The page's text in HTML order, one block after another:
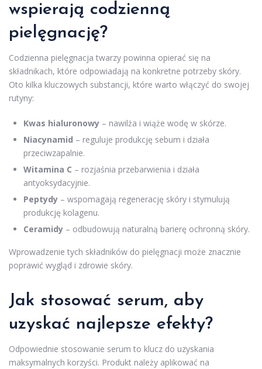
wspierają codzienną
pielęgnację?
Codzienna pielęgnacja twarzy powinna opierać się na
składnikach, które odpowiadają na konkretne potrzeby skóry.
Oto kilka kluczowych substancji, które warto włączyć do swojej
rutyny:
Kwas hialuronowy – nawilża i wiąże wodę w skórze.
Niacynamid – reguluje produkcję sebum i działa
przeciwzapalnie.
Witamina C – rozjaśnia przebarwienia i działa
antyoksydacyjnie.
Peptydy – wspomagają regenerację skóry i stymulują
produkcję kolagenu.
Ceramidy – odbudowują naturalną barierę ochronną skóry.
Wprowadzenie tych składników do pielęgnacji może znacznie
poprawić wygląd i zdrowie skóry.
Jak stosować serum, aby
uzyskać najlepsze efekty?
Odpowiednie stosowanie serum to klucz do uzyskania
maksymalnych korzyści. Produkt należy aplikować na